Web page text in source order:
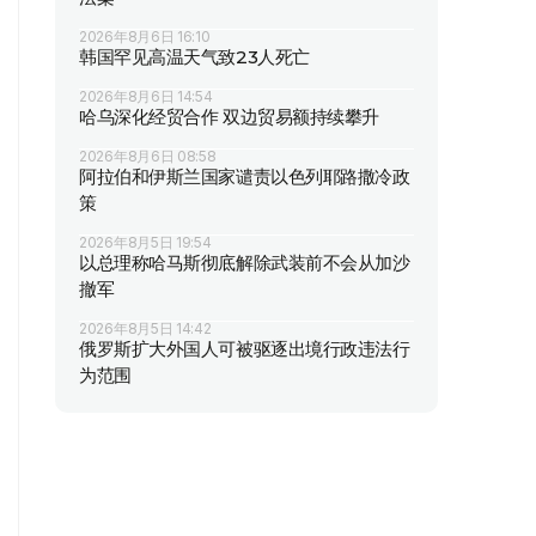
2026年8月6日 16:10
韩国罕见高温天气致23人死亡
2026年8月6日 14:54
哈乌深化经贸合作 双边贸易额持续攀升
2026年8月6日 08:58
阿拉伯和伊斯兰国家谴责以色列耶路撒冷政
策
2026年8月5日 19:54
以总理称哈马斯彻底解除武装前不会从加沙
撤军
2026年8月5日 14:42
俄罗斯扩大外国人可被驱逐出境行政违法行
为范围